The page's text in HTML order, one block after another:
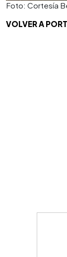
Foto: Cortesía
VOLVER A